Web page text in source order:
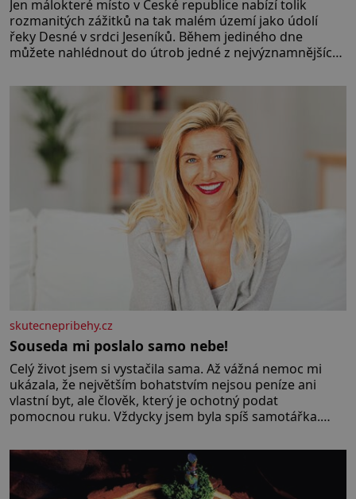
Jen málokteré místo v České republice nabízí tolik
rozmanitých zážitků na tak malém území jako údolí
řeky Desné v srdci Jeseníků. Během jediného dne
můžete nahlédnout do útrob jedné z nejvýznamnějších
hřebeny, projet se na koloběžce a den zakončit
poznáváním památek ve Velkých Losinách nebo v
termálním
skutecnepribehy.cz
Souseda mi poslalo samo nebe!
Celý život jsem si vystačila sama. Až vážná nemoc mi
ukázala, že největším bohatstvím nejsou peníze ani
vlastní byt, ale člověk, který je ochotný podat
pomocnou ruku. Vždycky jsem byla spíš samotářka.
partnera. Stačily mi knihy, práce a hlavně klid. Hned po
studiích jsem odešla z rodného města,